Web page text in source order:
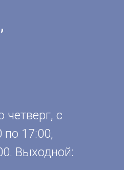
с
по 17:00,
Выходной: